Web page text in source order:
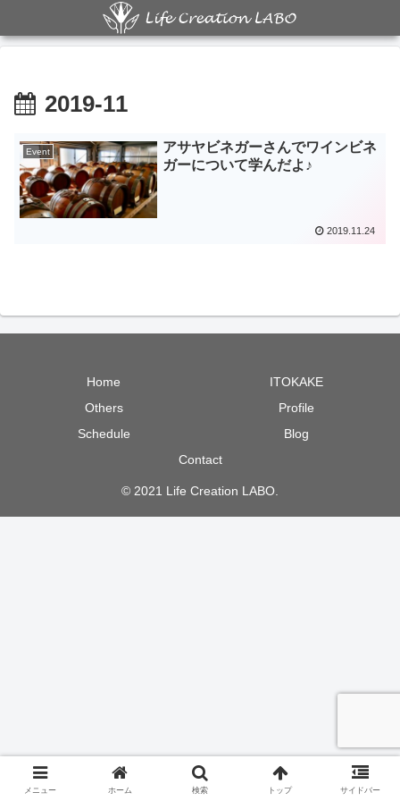
2019-11
Event
アサヤビネガーさんでワインビネ
ガーについて学んだよ♪
2019.11.24
Home
ITOKAKE
Others
Profile
Schedule
Blog
Contact
© 2021 Life Creation LABO.
メニュー ホーム 検索 トップ サイドバー